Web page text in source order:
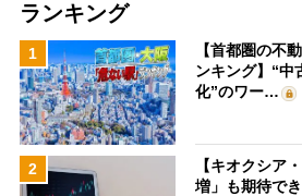
ランキング
1
【首都圏の不
ンキング】“中
化”のワー…
2
【キオクシア
増」も期待で